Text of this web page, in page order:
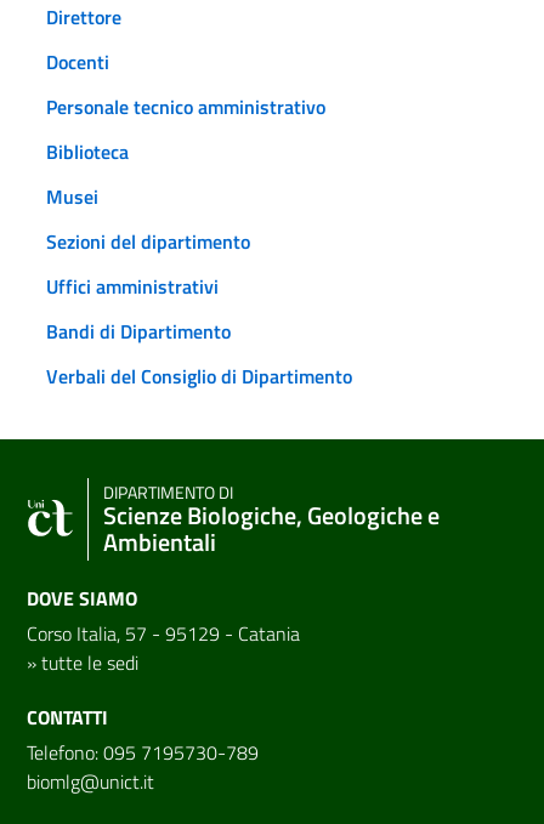
Direttore
Docenti
Personale tecnico amministrativo
Biblioteca
Musei
Sezioni del dipartimento
Uffici amministrativi
Bandi di Dipartimento
Verbali del Consiglio di Dipartimento
DIPARTIMENTO DI
Scienze Biologiche, Geologiche e
Ambientali
DOVE SIAMO
Corso Italia, 57 - 95129 - Catania
»tutte le sedi
CONTATTI
Telefono: 095 7195730-789
biomlg@unict.it